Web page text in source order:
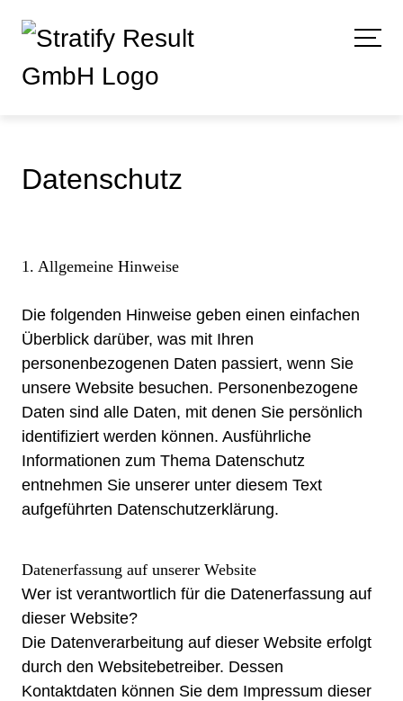
Datenschutz
1. Allgemeine Hinweise
Die folgenden Hinweise geben einen einfachen
Überblick darüber, was mit Ihren
personenbezogenen Daten passiert, wenn Sie
unsere Website besuchen. Personenbezogene
Daten sind alle Daten, mit denen Sie persönlich
identifiziert werden können. Ausführliche
Informationen zum Thema Datenschutz
entnehmen Sie unserer unter diesem Text
aufgeführten Datenschutzerklärung.
Datenerfassung auf unserer Website
Wer ist verantwortlich für die Datenerfassung auf
dieser Website?
Die Datenverarbeitung auf dieser Website erfolgt
durch den Websitebetreiber. Dessen
Kontaktdaten können Sie dem Impressum dieser